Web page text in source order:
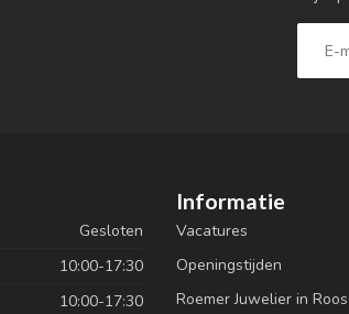
Gesloten
10:00-17:30
10:00-17:30
Informatie
Vacatures
Openingstijden
Roemer Juwelier in